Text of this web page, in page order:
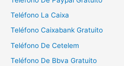
Teléfono La Caixa
Teléfono Caixabank Gratuito
Teléfono De Cetelem
Teléfono De Bbva Gratuito